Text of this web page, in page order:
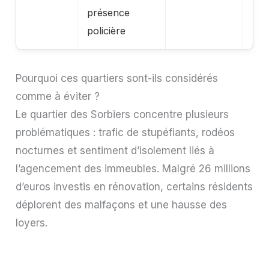
présence
policière
Pourquoi ces quartiers sont-ils considérés
comme à éviter ?
Le quartier des Sorbiers concentre plusieurs
problématiques : trafic de stupéfiants, rodéos
nocturnes et sentiment d’isolement liés à
l’agencement des immeubles. Malgré 26 millions
d’euros investis en rénovation, certains résidents
déplorent des malfaçons et une hausse des
loyers.